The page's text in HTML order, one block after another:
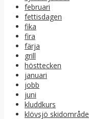
februari
fettisdagen
fika
fira
färja
grill
hösttecken
januari
jobb
juni
kluddkurs
klövsjö skidområde